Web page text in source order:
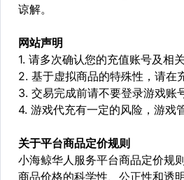
谅解。
网站声明
1. 请多次确认您的充值账号及相
2. 基于虚拟商品的特殊性，请在
3. 交易完成前请不要登录游戏账
4. 游戏代充有一定的风险，游戏
关于平台商品定价规则
小海鲸华人服务平台商品定价规
商品价格的科学性、公正性和透